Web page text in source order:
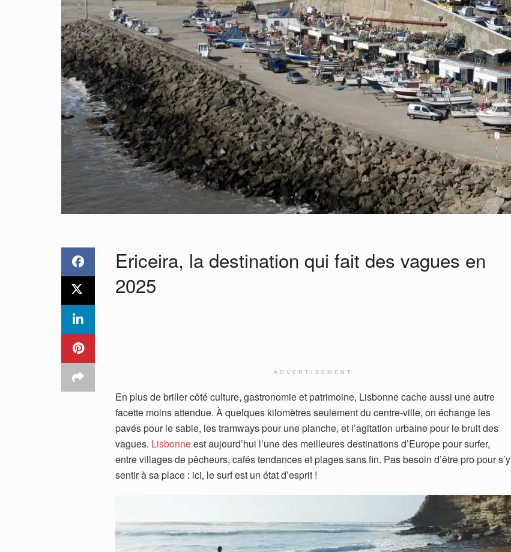
Ericeira, la destination qui fait des vagues en
2025
ADVERTISEMENT
En plus de briller côté culture, gastronomie et patrimoine, Lisbonne cache aussi une autre
facette moins attendue. À quelques kilomètres seulement du centre-ville, on échange les
pavés pour le sable, les tramways pour une planche, et l’agitation urbaine pour le bruit des
vagues. Lisbonneest aujourd’hui l’une des meilleures destinations d’Europe pour surfer,
entre villages de pêcheurs, cafés tendances et plages sans fin. Pas besoin d’être pro pour s’y
sentir à sa place : ici, le surf est un état d’esprit !